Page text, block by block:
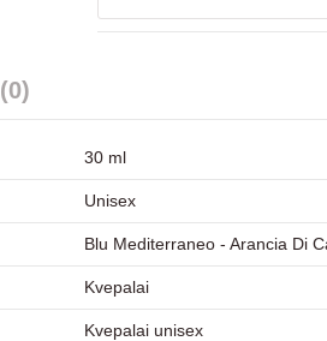
(0)
30 ml
Unisex
Blu Mediterraneo - Arancia Di
Kvepalai
Kvepalai unisex